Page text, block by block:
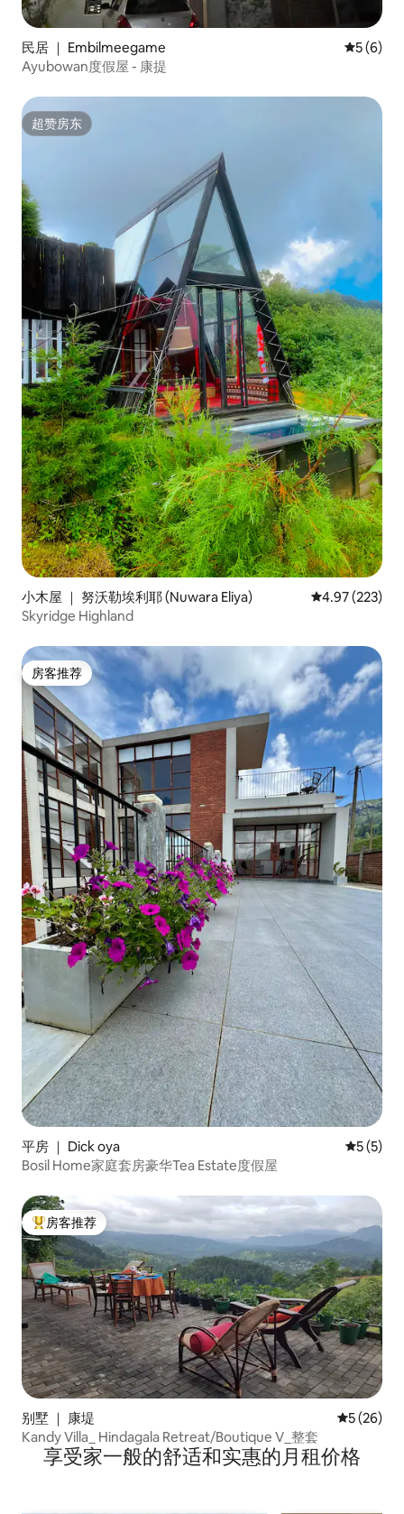
民居 ｜ Embilmeegame 平均评分
5 (6)
Ayubowan度假屋 - 康提
超赞房东
超赞房东
小木屋 ｜ 努沃勒埃利耶 (Nuwara Eliya) 平均评分 4.97
4.97 (223)
Skyridge Highland
房客推荐
房客推荐
平房 ｜ Dick oya 平均评分
5 (5)
Bosil Home家庭套房豪华Tea Estate度假屋
热门「房客推荐」
房客推荐
别墅 ｜ 康堤 平均评分
5 (26)
Kandy Villa_ Hindagala Retreat/Boutique V_整套
享受家一般的舒适和实惠的月租价格